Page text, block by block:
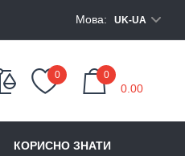
Мова: UK-UA
0 0
0.00
КОРИСНО ЗНАТИ